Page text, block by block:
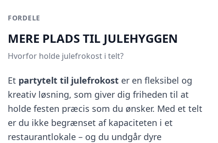
FORDELE
MERE PLADS TIL JULEHYGGEN
Hvorfor holde julefrokost i telt?
Et partytelt til julefrokost er en fleksibel og
kreativ løsning, som giver dig friheden til at
holde festen præcis som du ønsker. Med et telt
er du ikke begrænset af kapaciteten i et
restaurantlokale – og du undgår dyre